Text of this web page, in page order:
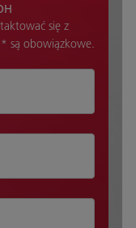
się z
* są obowiązkowe.